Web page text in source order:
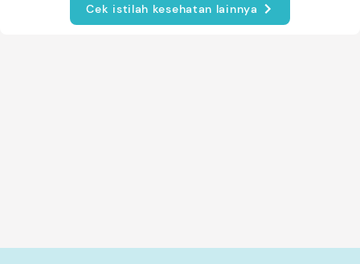
Cek istilah kesehatan lainnya